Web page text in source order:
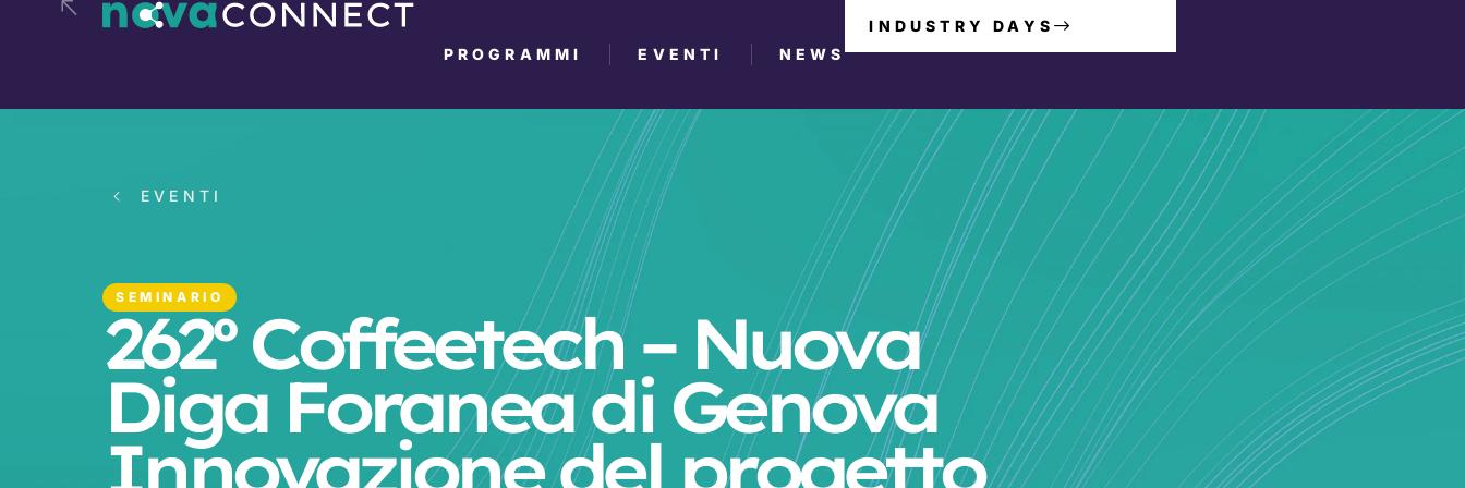
PROGRAMMI EVENTI NEWS
INDUSTRY DAYS
EVENTI
SEMINARIO
262º Coffeetech – Nuova
Diga Foranea di Genova
Innovazione del progetto